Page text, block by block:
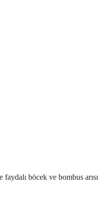
böcek ve bombus arısı